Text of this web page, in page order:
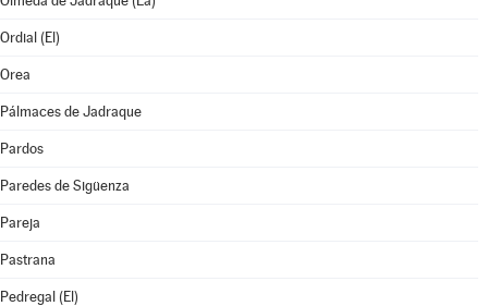
Ordial (El)
Orea
Pálmaces de Jadraque
Pardos
Paredes de Sigüenza
Pareja
Pastrana
Pedregal (El)